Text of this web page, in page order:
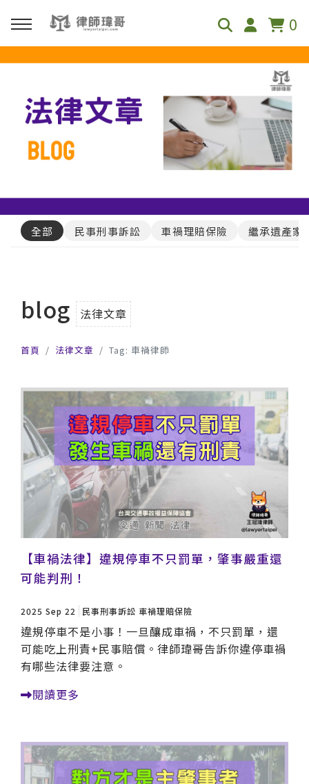
0
回主選單
免費影音資源
Youtube
全部 民事刑事訴訟 車禍理賠保險 繼承遺產家
blog 法律文章
首頁 法律文章 Tag: 車禍律師
【車禍法律】違規停車不只罰單，肇事嚴重還
可能判刑！
2025 Sep 22 民事刑事訴訟 車禍理賠保險
違規停車不是小事！一旦釀成車禍，不只罰單，還
可能吃上刑責+民事賠償。律師瑋哥告訴你違停車禍
有哪些法律要注意。
閱讀更多